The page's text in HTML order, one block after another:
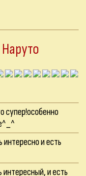
супер!особенно
интересно и есть
интересный, и есть